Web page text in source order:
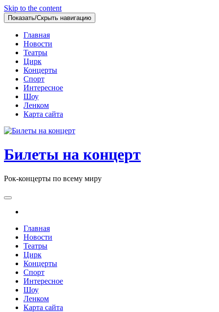
Skip to the content
Показать/Скрыть навигацию
Главная
Новости
Театры
Цирк
Концерты
Спорт
Интересное
Шоу
Ленком
Карта сайта
Билеты на концерт
Рок-концерты по всему миру
Главная
Новости
Театры
Цирк
Концерты
Спорт
Интересное
Шоу
Ленком
Карта сайта